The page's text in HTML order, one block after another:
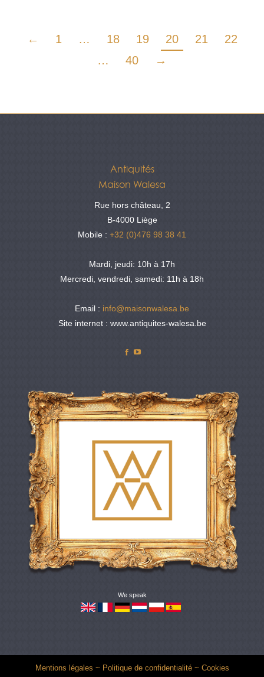
← 1 … 18 19 20 21
22
…
40 →
Antiquités
Maison Walesa
Rue hors château, 2
B-4000 Liège
Mobile : +32 (0)476 98 38 41
Mardi, jeudi: 10h à 17h
Mercredi, vendredi, samedi: 11h à 18h
Email : info@maisonwalesa.be
Site internet : www.antiquites-walesa.be
Facebook
We speak
Mentions légales ~ Politique de confidentialité~ Cookies